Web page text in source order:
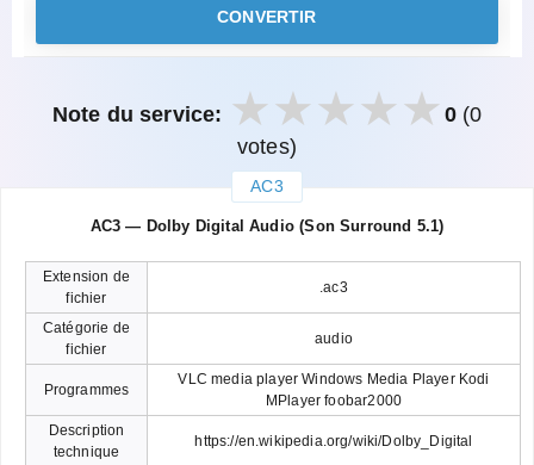
CONVERTIR
Note du service: 0(0
votes)
AC3
AC3 — Dolby Digital Audio (Son Surround 5.1)
Extension de
fichier
.ac3
Catégorie de
fichier
audio
Programmes
VLC media player Windows Media Player Kodi
MPlayer foobar2000
Description
technique
https://en.wikipedia.org/wiki/Dolby_Digital